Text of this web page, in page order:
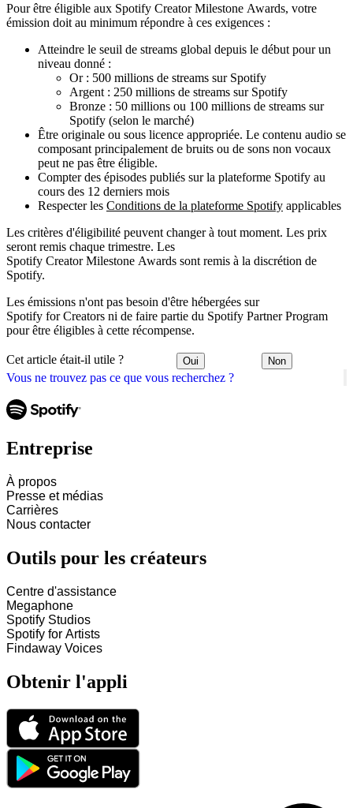
Vous ne trouvez pas ce que vous recherchez ?
Pour être éligible aux Spotify Creator Milestone Awards, votre
émission doit au minimum répondre à ces exigences :
Atteindre le seuil de streams global depuis le début pour un
niveau donné :
Or : 500 millions de streams sur Spotify
Argent : 250 millions de streams sur Spotify
Bronze : 50 millions ou 100 millions de streams sur
Spotify (selon le marché)
Être originale ou sous licence appropriée. Le contenu audio se
composant principalement de bruits ou de sons non vocaux
peut ne pas être éligible.
Compter des épisodes publiés sur la plateforme Spotify au
cours des 12 derniers mois
Respecter les Conditions de la plateforme Spotify applicables
Les critères d'éligibilité peuvent changer à tout moment. Les prix
seront remis chaque trimestre. Les
Spotify Creator Milestone Awards sont remis à la discrétion de
Spotify.
Les émissions n'ont pas besoin d'être hébergées sur
Spotify for Creators ni de faire partie du Spotify Partner Program
pour être éligibles à cette récompense.
Cet article était-il utile ? Oui Non
Entreprise
À propos
Presse et médias
Carrières
Nous contacter
Outils pour les créateurs
Centre d'assistance
Megaphone
Spotify Studios
Spotify for Artists
Findaway Voices
Obtenir l'appli